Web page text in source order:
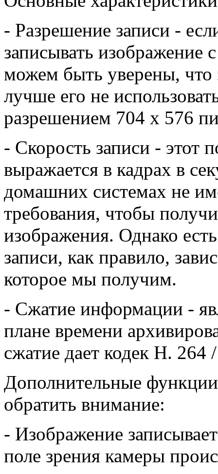
- Разрешение записи -
записывать
можем быть уверены, что
лучше его не
разрешением 704 x 576
- Скорость записи - этот
выражается в кадрах в
домашних системах не
требования, чтобы
изображения. Однако
записи, как правило,
которое мы получим.
- Сжатие информации -
плане времени
сжатие дает кодек H. 264
Дополнительные
обратить внимание:
- Изображение
поле зрения камеры